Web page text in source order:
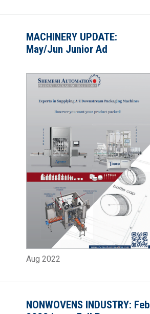
MACHINERY UPDATE:
May/Jun Junior Ad
Aug 2022
NONWOVENS INDUSTRY: Feb